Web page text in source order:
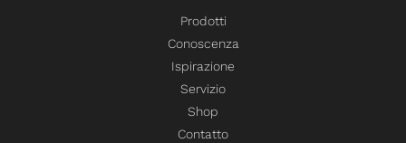
Prodotti
Conoscenza
Ispirazione
Servizio
Shop
Contatto